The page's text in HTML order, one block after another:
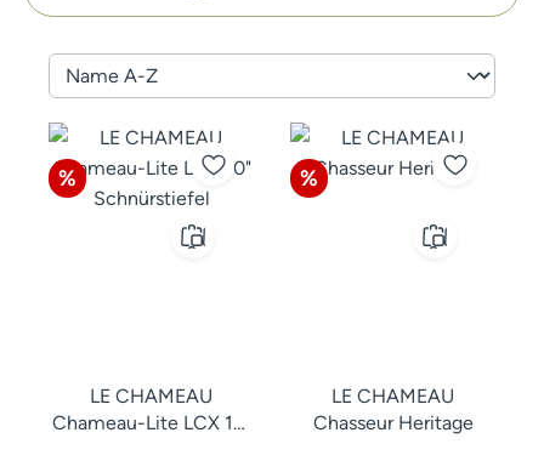
Rabatt
%
LE CHAMEAU
Chameau-Lite LCX 10"
Rabatt
%
LE CHAMEAU
Chasseur Heritage